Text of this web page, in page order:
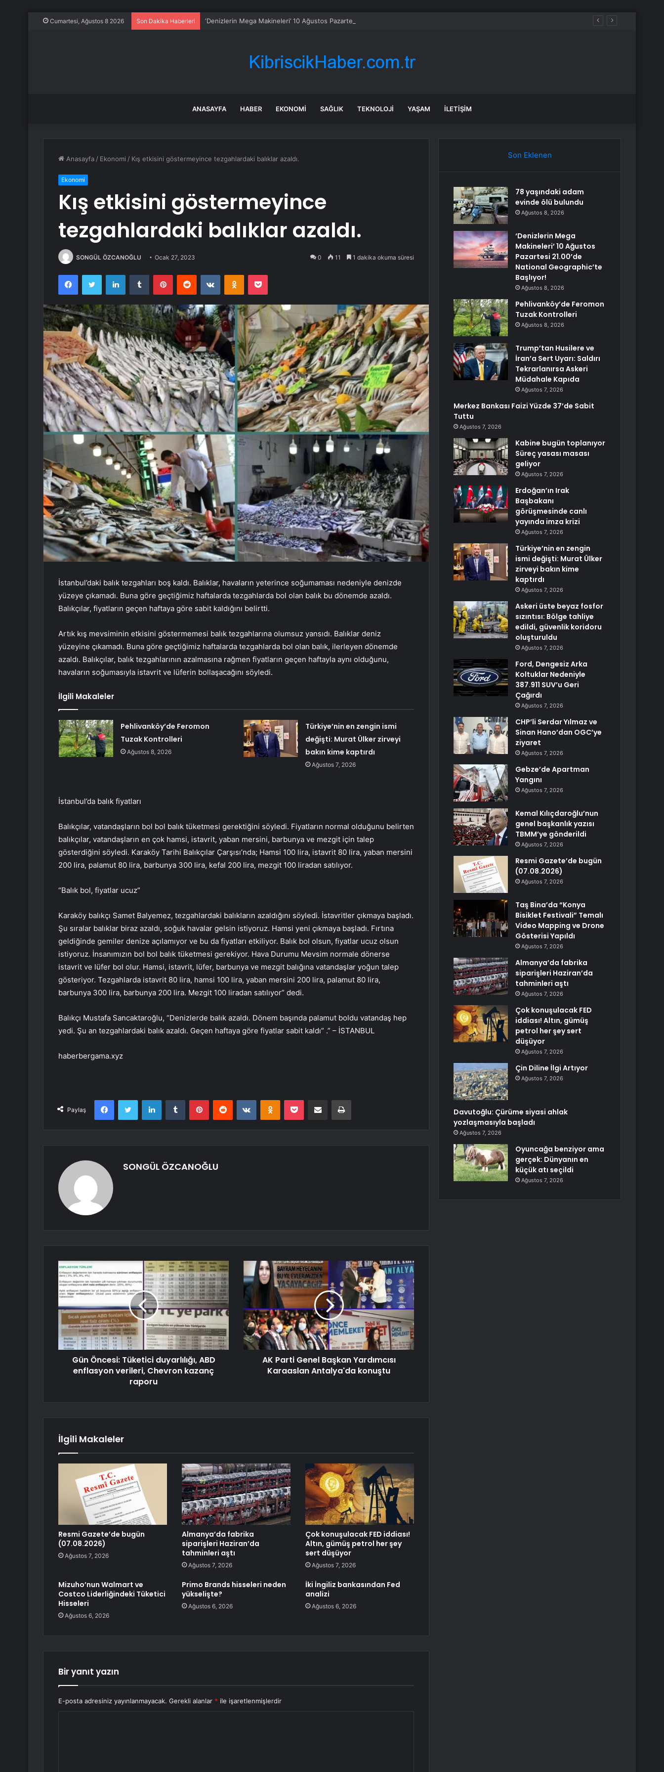
Cumartesi, Ağustos 8 2026 Son Dakika Haberleri ‘Denizlerin Mega Makineleri’ 10 Ağustos Pazartesi 21.00’de National Geographic’te Başlıyor!
ANASAYFA HABER EKONOMI SAĞLIK TEKNOLOJI YAŞAM İLETIŞIM
Anasayfa / Ekonomi / Kış etkisini göstermeyince tezgahlardaki balıklar azaldı.
Ekonomi
Kış etkisini göstermeyince
tezgahlardaki balıklar azaldı.
SONGÜL ÖZCANOĞLU Ocak 27, 2023 0 11 1 dakika okuma süresi
FacebookTwitter LinkedInTumblr PinterestReddit VKontakteOdnoklassniki
Pocket
İstanbul’daki balık tezgahları boş kaldı. Balıklar, havaların yeterince soğumaması nedeniyle denizde
yüzeye çıkamadı. Buna göre geçtiğimiz haftalarda tezgahlarda bol olan balık bu dönemde azaldı.
Balıkçılar, fiyatların geçen haftaya göre sabit kaldığını belirtti.
Artık kış mevsiminin etkisini göstermemesi balık tezgahlarına olumsuz yansıdı. Balıklar deniz
yüzeyine çıkamadı. Buna göre geçtiğimiz haftalarda tezgahlarda bol olan balık, ilerleyen dönemde
azaldı. Balıkçılar, balık tezgahlarının azalmasına rağmen fiyatların geçen haftayla aynı olduğunu,
havaların soğumasıyla istavrit ve lüferin bollaşacağını söyledi.
İlgili Makaleler
Pehlivanköy’de Feromon
Tuzak Kontrolleri
Ağustos 8, 2026
Türkiye’nin en zengin ismi
değişti: Murat Ülker zirveyi
bakın kime kaptırdı
Ağustos 7, 2026
İstanbul’da balık fiyatları
Balıkçılar, vatandaşların bol bol balık tüketmesi gerektiğini söyledi. Fiyatların normal olduğunu belirten
balıkçılar, vatandaşların en çok hamsi, istavrit, yaban mersini, barbunya ve mezgit için talep
gösterdiğini söyledi. Karaköy Tarihi Balıkçılar Çarşısı’nda; Hamsi 100 lira, istavrit 80 lira, yaban mersini
200 lira, palamut 80 lira, barbunya 300 lira, kefal 200 lira, mezgit 100 liradan satılıyor.
“Balık bol, fiyatlar ucuz”
Karaköy balıkçı Samet Balyemez, tezgahlardaki balıkların azaldığını söyledi. İstavritler çıkmaya başladı.
Şu sıralar balıklar biraz azaldı, soğuk havalar gelsin istiyoruz. Hamsi yeni çıkmaya başladı. Fırtına
geldiğinde gemiler denize açılamıyor ve bu da fiyatları etkiliyor. Balık bol olsun, fiyatlar ucuz olsun
istiyoruz. İnsanımızın bol bol balık tüketmesi gerekiyor. Hava Durumu Mevsim normale dönerse
istavrit ve lüfer bol olur. Hamsi, istavrit, lüfer, barbunya ve mezgit balığına vatandaşlar yoğun talep
gösteriyor. Tezgahlarda istavrit 80 lira, hamsi 100 lira, yaban mersini 200 lira, palamut 80 lira,
barbunya 300 lira, barbunya 200 lira. Mezgit 100 liradan satılıyor” dedi.
Balıkçı Mustafa Sancaktaroğlu, “Denizlerde balık azaldı. Dönem başında palamut boldu vatandaş hep
yedi. Şu an tezgahlardaki balık azaldı. Geçen haftaya göre fiyatlar sabit kaldı” .” – İSTANBUL
haberbergama.xyz
Paylaş
FacebookTwitter LinkedInTumblr PinterestReddit VKontakteOdnoklassniki
Pocket E-Posta ile paylaş Yazdır
SONGÜL ÖZCANOĞLU
Gün Öncesi: Tüketici duyarlılığı, ABD
enflasyon verileri, Chevron kazanç
raporu
AK Parti Genel Başkan Yardımcısı
Karaaslan Antalya'da konuştu
İlgili Makaleler
Resmi Gazete’de bugün
(07.08.2026)
Ağustos 7, 2026
Almanya’da fabrika
siparişleri Haziran’da
tahminleri aştı
Ağustos 7, 2026
Çok konuşulacak FED iddiası!
Altın, gümüş petrol her şey
sert düşüyor
Ağustos 7, 2026
Mizuho’nun Walmart ve
Costco Liderliğindeki Tüketici
Hisseleri
Ağustos 6, 2026
Primo Brands hisseleri neden
yükselişte?
Ağustos 6, 2026
İki İngiliz bankasından Fed
analizi
Ağustos 6, 2026
Bir yanıt yazın
E-posta adresiniz yayınlanmayacak. Gerekli alanlar * ile işaretlenmişlerdir
Son Eklenen
78 yaşındaki adam
evinde ölü bulundu
Ağustos 8, 2026
‘Denizlerin Mega
Makineleri’ 10 Ağustos
Pazartesi 21.00’de
National Geographic’te
Başlıyor!
Ağustos 8, 2026
Pehlivanköy’de Feromon
Tuzak Kontrolleri
Ağustos 8, 2026
Trump’tan Husilere ve
İran’a Sert Uyarı: Saldırı
Tekrarlanırsa Askeri
Müdahale Kapıda
Ağustos 7, 2026
Merkez Bankası Faizi Yüzde 37’de Sabit
Tuttu
Ağustos 7, 2026
Kabine bugün toplanıyor
Süreç yasası masası
geliyor
Ağustos 7, 2026
Erdoğan’ın Irak
Başbakanı
görüşmesinde canlı
yayında imza krizi
Ağustos 7, 2026
Türkiye’nin en zengin
ismi değişti: Murat Ülker
zirveyi bakın kime
kaptırdı
Ağustos 7, 2026
Askeri üste beyaz fosfor
sızıntısı: Bölge tahliye
edildi, güvenlik koridoru
oluşturuldu
Ağustos 7, 2026
Ford, Dengesiz Arka
Koltuklar Nedeniyle
387.911 SUV’u Geri
Çağırdı
Ağustos 7, 2026
CHP’li Serdar Yılmaz ve
Sinan Hano’dan OGC’ye
ziyaret
Ağustos 7, 2026
Gebze’de Apartman
Yangını
Ağustos 7, 2026
Kemal Kılıçdaroğlu’nun
genel başkanlık yazısı
TBMM’ye gönderildi
Ağustos 7, 2026
Resmi Gazete’de bugün
(07.08.2026)
Ağustos 7, 2026
Taş Bina’da “Konya
Bisiklet Festivali” Temalı
Video Mapping ve Drone
Gösterisi Yapıldı
Ağustos 7, 2026
Almanya’da fabrika
siparişleri Haziran’da
tahminleri aştı
Ağustos 7, 2026
Çok konuşulacak FED
iddiası! Altın, gümüş
petrol her şey sert
düşüyor
Ağustos 7, 2026
Çin Diline İlgi Artıyor
Ağustos 7, 2026
Davutoğlu: Çürüme siyasi ahlak
yozlaşmasıyla başladı
Ağustos 7, 2026
Oyuncağa benziyor ama
gerçek: Dünyanın en
küçük atı seçildi
Ağustos 7, 2026